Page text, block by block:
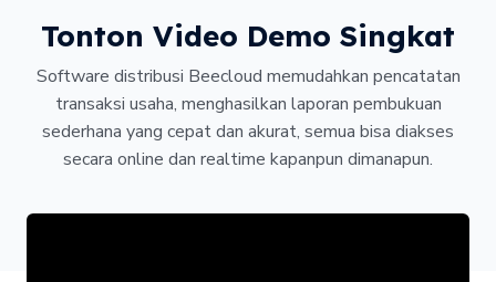
Tonton Video Demo Singkat
Software distribusi Beecloud memudahkan pencatatan
transaksi usaha, menghasilkan laporan pembukuan
sederhana yang cepat dan akurat, semua bisa diakses
secara online dan realtime kapanpun dimanapun.